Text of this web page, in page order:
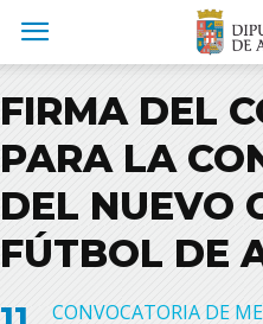
FIRMA DEL
PARA LA
DEL NUEVO
FÚTBOL DE
CONVOCATORIA DE